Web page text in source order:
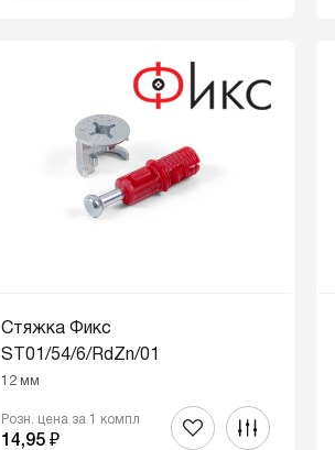
Стяжка Фикс
ST01/54/6/RdZn/01
12 мм
Розн. цена за 1 компл
14,95 ₽